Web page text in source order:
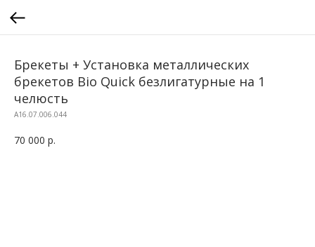
Брекеты + Установка металлических
брекетов Bio Quick безлигатурные на 1
челюсть
A16.07.006.044
70 000 р.